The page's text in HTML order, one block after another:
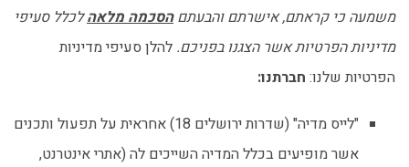
משמעה כי קראתם, אישרתם והבעתםהסכמה מלאהלכלל סעיפי
מדיניות הפרטיות אשר הצגנו בפניכם. להלן סעיפי מדיניות
הפרטיות שלנו: חברתנו:
"לייס מדיה" (שדרות ירושלים 18) אחראית על תפעול ותכנים
אשר מופיעים בכלל המדיה השייכים לה (אתרי אינטרנט,